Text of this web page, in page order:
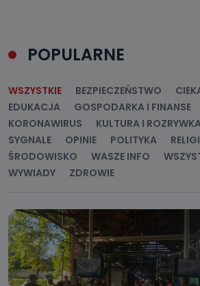
POPULARNE
WSZYSTKIE BEZPIECZEŃSTWO
EDUKACJA
GOSPODARKA I FINANSE
KORONAWIRUS
KULTURA I
SYGNALE
OPINIE POLITYKA
ŚRODOWISKO
WASZE INFO
WYWIADY
ZDROWIE